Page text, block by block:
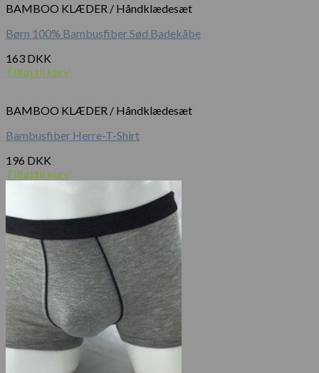
BAMBOO KLÆDER / Håndklædesæt
Børn 100% Bambusfiber Sød Badekåbe
163 DKK
Tilføj til kurv
BAMBOO KLÆDER / Håndklædesæt
Bambusfiber Herre-T-Shirt
196 DKK
Tilføj til kurv